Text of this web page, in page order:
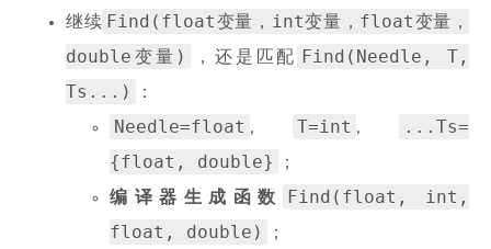
继续 Find(float变量，int变量，float变量，
double变量)
，还是匹配 Find(Needle, T,
Ts...)
：
Needle=float , T=int ,
...Ts=
{float, double}
；
编译器生成函数
Find(float, int,
float, double)
；